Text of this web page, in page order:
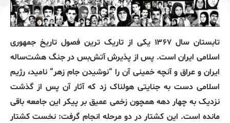
تابستان سال ۱۳۶۷ یکی از تاریک ترین فصول تاریخ جمهوری
اسلامی ایران است. پس از پذیرش آتش‌بس در جنگ هشت‌ساله
ایران و عراق و آنچه خمینی آن را “نوشیدن جام زهر” نامید، رژیم
اسلامی دست به جنایتی هولناک زد که آثار آن پس از گذشت
نزدیک به چهار دهه همچون زخمی عمیق بر پیکر این جامعه باقی
مانده است. این کشتار در دو مرحله انجام گرفت: نخست کشتار